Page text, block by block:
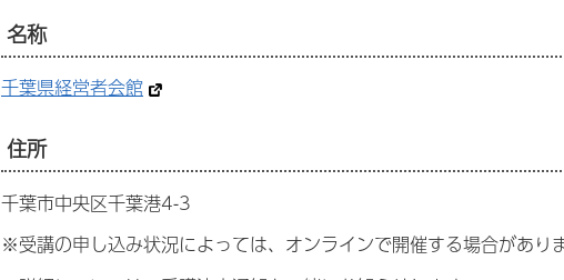
名称
千葉県経営者会館
住所
千葉市中央区千葉港4-3
※受講の申し込み状況によっては、オンラインで開催する場合があり